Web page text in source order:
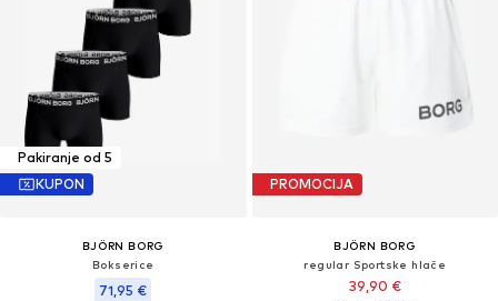
Pakiranje od 5
KUPON
BJÖRN BORG
Bokserice
71,95 €
PROMOCIJA
BJÖRN BORG
regular Sportske hlače
39,90 €